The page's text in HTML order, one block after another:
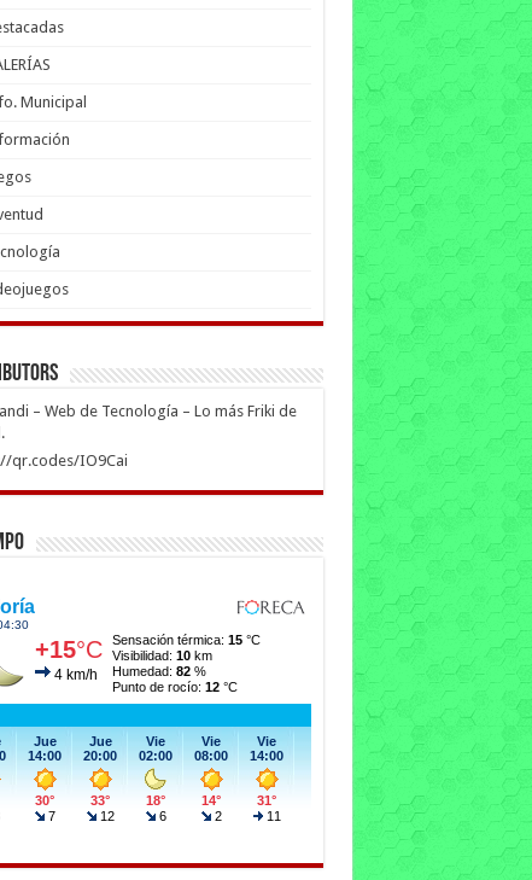
Municipal
– Web de Tecnología – Lo más Friki de
qr.codes/IO9Cai